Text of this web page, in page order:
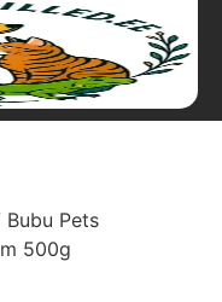
Bubu Pets
500g